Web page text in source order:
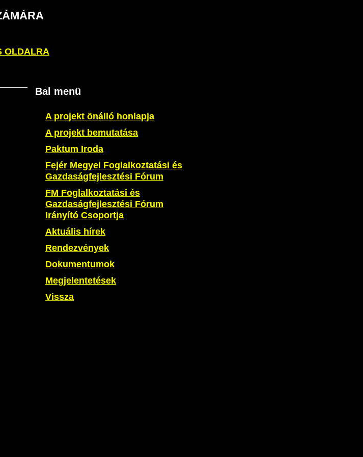
OLDALRA
Bal menü
A projekt önálló honlapja
A projekt bemutatása
Paktum Iroda
Fejér Megyei Foglalkoztatási és
Gazdaságfejlesztési Fórum
FM Foglalkoztatási és
Gazdaságfejlesztési Fórum
Irányító Csoportja
Aktuális hírek
Rendezvények
Dokumentumok
Megjelentetések
Vissza